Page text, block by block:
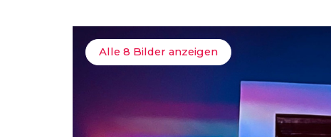
Alle 8 Bilder anzeigen